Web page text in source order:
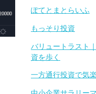
ぽてとまとらいふ
もっそり投資
バリュートラスト
資を歩く
一方通行投資で気